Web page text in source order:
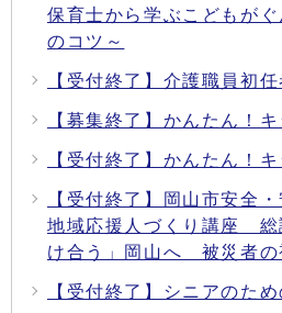
保育士から学ぶこどもが
のコツ～
【受付終了】介護職員初
【募集終了】かんたん！
【受付終了】かんたん！
【受付終了】岡山市安全
地域応援人づくり講座 総
け合う」岡山へ 被災者の
【受付終了】シニアのた